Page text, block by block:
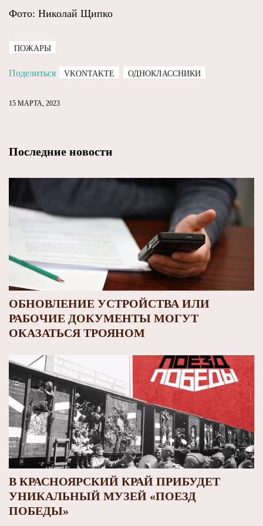
Фото: Николай Щипко
ПОЖАРЫ
Поделиться VKONTAKTE ОДНОКЛАССНИКИ
15 МАРТА, 2023
Последние новости
ОБНОВЛЕНИЕ УСТРОЙСТВА ИЛИ
РАБОЧИЕ ДОКУМЕНТЫ МОГУТ
ОКАЗАТЬСЯ ТРОЯНОМ
В КРАСНОЯРСКИЙ КРАЙ ПРИБУДЕТ
УНИКАЛЬНЫЙ МУЗЕЙ «ПОЕЗД
ПОБЕДЫ»